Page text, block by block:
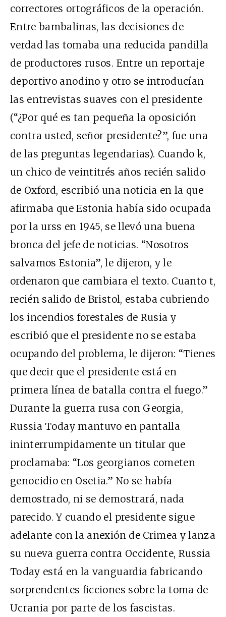
correctores ortográficos de la operación.
Entre bambalinas, las decisiones de
verdad las tomaba una reducida pandilla
de productores rusos. Entre un reportaje
deportivo anodino y otro se introducían
las entrevistas suaves con el presidente
(“¿Por qué es tan pequeña la oposición
contra usted, señor presidente?”, fue una
de las preguntas legendarias). Cuando k,
un chico de veintitrés años recién salido
de Oxford, escribió una noticia en la que
afirmaba que Estonia había sido ocupada
por la urss en 1945, se llevó una buena
bronca del jefe de noticias. “Nosotros
salvamos Estonia”, le dijeron, y le
ordenaron que cambiara el texto. Cuanto t,
recién salido de Bristol, estaba cubriendo
los incendios forestales de Rusia y
escribió que el presidente no se estaba
ocupando del problema, le dijeron: “Tienes
que decir que el presidente está en
primera línea de batalla contra el fuego.”
Durante la guerra rusa con Georgia,
Russia Today mantuvo en pantalla
ininterrumpidamente un titular que
proclamaba: “Los georgianos cometen
genocidio en Osetia.” No se había
demostrado, ni se demostrará, nada
parecido. Y cuando el presidente sigue
adelante con la anexión de Crimea y lanza
su nueva guerra contra Occidente, Russia
Today está en la vanguardia fabricando
sorprendentes ficciones sobre la toma de
Ucrania por parte de los fascistas.